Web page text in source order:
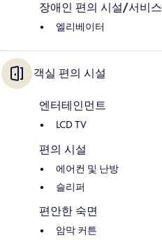
장애인 편의 시설/서비스
엘리베이터
객실 편의 시설
엔터테인먼트
LCD TV
편의 시설
에어컨 및 난방
슬리퍼
편안한 숙면
암막 커튼